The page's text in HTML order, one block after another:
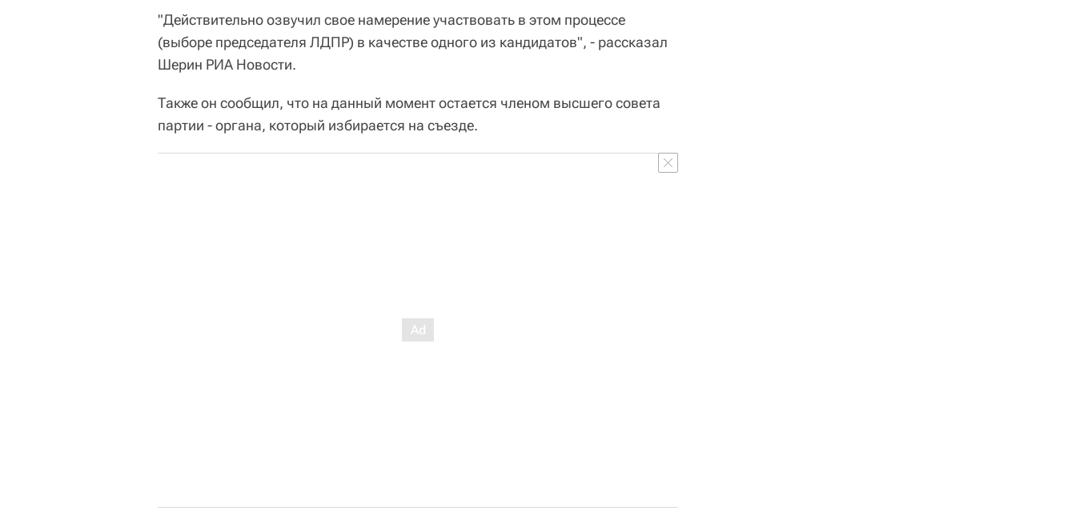
"Действительно озвучил свое намерение участвовать в этом процессе
(выборе председателя ЛДПР) в качестве одного из кандидатов", - рассказал
Шерин РИА Новости.
Также он сообщил, что на данный момент остается членом высшего совета
партии - органа, который избирается на съезде.